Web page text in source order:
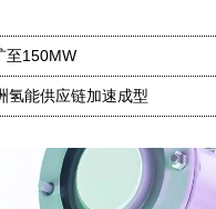
至150MW
氢能供应链加速成型